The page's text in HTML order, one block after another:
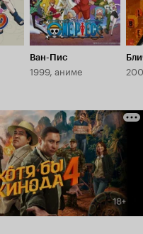
Ван-Пис
1999, аниме